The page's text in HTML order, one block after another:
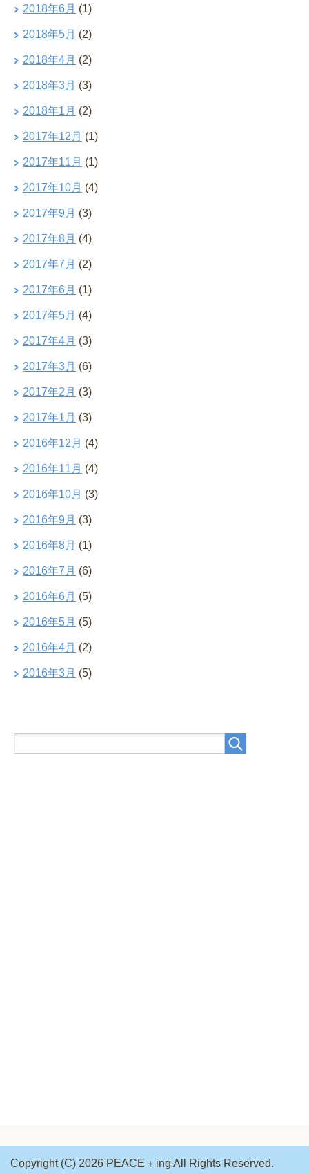
2018年6月 (1)
2018年5月 (2)
2018年4月 (2)
2018年3月 (3)
2018年1月 (2)
2017年12月 (1)
2017年11月 (1)
2017年10月 (4)
2017年9月 (3)
2017年8月 (4)
2017年7月 (2)
2017年6月 (1)
2017年5月 (4)
2017年4月 (3)
2017年3月 (6)
2017年2月 (3)
2017年1月 (3)
2016年12月 (4)
2016年11月 (4)
2016年10月 (3)
2016年9月 (3)
2016年8月 (1)
2016年7月 (6)
2016年6月 (5)
2016年5月 (5)
2016年4月 (2)
2016年3月 (5)
Copyright (C) 2026 PEACE＋ing All Rights Reserved.